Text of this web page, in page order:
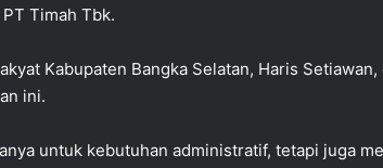
Timah Tbk.
Kabupaten Bangka Selatan, Haris
ini.
untuk kebutuhan administratif, tetapi juga